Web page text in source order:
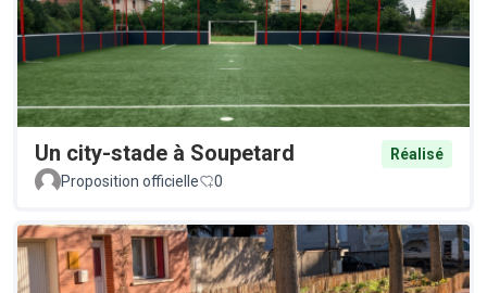
Un city-stade à Soupetard
Réalisé
Proposition officielle
0